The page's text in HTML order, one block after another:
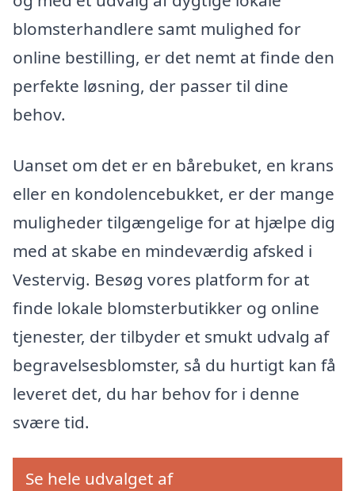
blomsterhandlere samt mulighed for
online bestilling, er det nemt at finde den
perfekte løsning, der passer til dine
behov.
Uanset om det er en bårebuket, en krans
eller en kondolencebukket, er der mange
muligheder tilgængelige for at hjælpe dig
med at skabe en mindeværdig afsked i
Vestervig. Besøg vores platform for at
finde lokale blomsterbutikker og online
tjenester, der tilbyder et smukt udvalg af
begravelsesblomster, så du hurtigt kan få
leveret det, du har behov for i denne
svære tid.
Se hele udvalget af